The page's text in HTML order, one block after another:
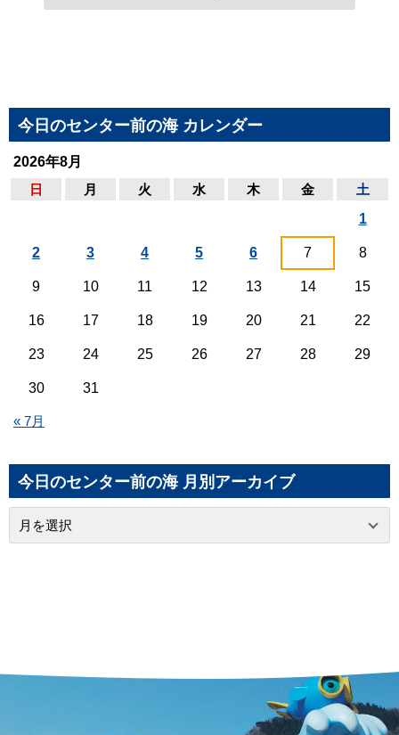
今日のセンター前の海 カレンダー
2026年8月
日
月 火 水 木 金 土
« 7月
1
2 3 4 5 6 7 8
9 10 11 12 13 14 15
16 17 18 19 20 21 22
23 24 25 26 27 28 29
30 31
今日のセンター前の海 月別アーカイブ